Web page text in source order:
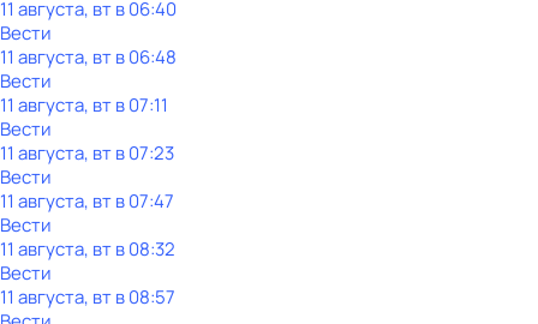
11 августа, вт в 06:40
Вести
11 августа, вт в 06:48
Вести
11 августа, вт в 07:11
Вести
11 августа, вт в 07:23
Вести
11 августа, вт в 07:47
Вести
11 августа, вт в 08:32
Вести
11 августа, вт в 08:57